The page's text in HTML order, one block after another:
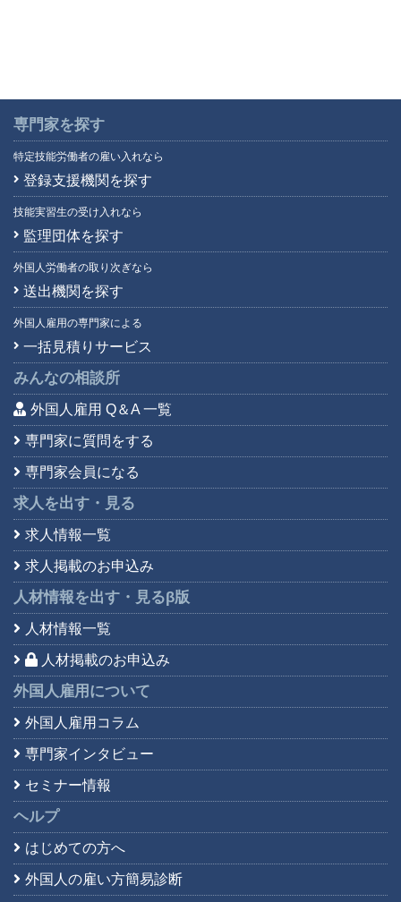
専門家を探す
特定技能労働者の雇い入れなら
登録支援機関を探す
技能実習生の受け入れなら
監理団体を探す
外国人労働者の取り次ぎなら
送出機関を探す
外国人雇用の専門家による
一括見積りサービス
みんなの相談所
外国人雇用 Q＆A 一覧
専門家に質問をする
専門家会員になる
求人を出す・見る
求人情報一覧
求人掲載のお申込み
人材情報を出す・見るβ版
人材情報一覧
人材掲載のお申込み
外国人雇用について
外国人雇用コラム
専門家インタビュー
セミナー情報
ヘルプ
はじめての方へ
外国人の雇い方簡易診断